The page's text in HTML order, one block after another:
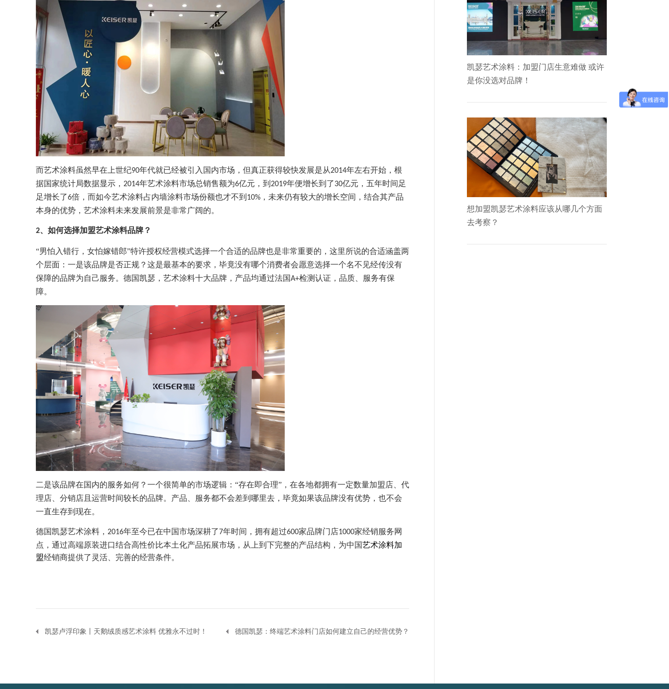
而艺术涂料虽然早在上世纪90年代就已经被引入国内市场，但真正获得较快发展是从2014年左右开始，根
据国家统计局数据显示， 2014年艺术涂料市场总销售额为6亿元，到 2019年便增长到了30亿元，五年时间足
足增长了6倍，而如今艺术涂料占内墙涂料市场份额也才不到 10% ，未来仍有较大的增长空间，结合其产品
本身的优势，艺术涂料未来发展前景是非常广阔的。
2、 如何选择加盟艺术涂料品牌 ？
“男怕入错行，女怕嫁错郎”特许授权经营模式选择一个合适的品牌也是非常重要的 ，这里所说的合适涵盖两
个层面：一是该品牌是否正规 ？ 这是最基本的要求，毕竟没有哪个消费者会愿意选择一个名不见经传没有
保障的品牌为自己服务。德国凯瑟，艺术涂料十大品牌，产品均通过法国A+检测认证，品质、服务有保
障。
二是该品牌在国内的服务如何 ？ 一个很简单的市场逻辑： “存在即合理”， 在各地都拥有一定数量加盟店、代
理店、分销店 且运营时间较长的品牌。 产品、服务都不会差到哪里去，毕竟如果该品牌没有优势，也不会
一直生存到现在。
德国凯瑟艺术涂料， 2016年至今已在中国市场深耕了7年时间，拥有超过600家品牌门店1000家经销服务网
点，通过高端原装进口结合高性价比本土化产品拓展市场，从上到下完整的产品结构，为中国艺术涂料加
盟经销商提供了灵活、完善的经营条件。
凯瑟卢浮印象丨天鹅绒质感艺术涂料 优雅永不过时！ 德国凯瑟：终端艺术涂料门店如何建立自己的经营优势？
凯瑟艺术涂料：加盟门店生意难做 或许
是你没选对品牌！
想加盟凯瑟艺术涂料应该从哪几个方面
去考察？